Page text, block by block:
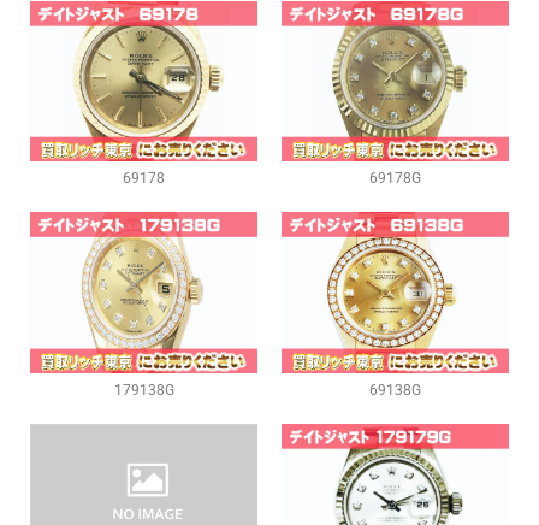
69178 69178G
179138G 69138G